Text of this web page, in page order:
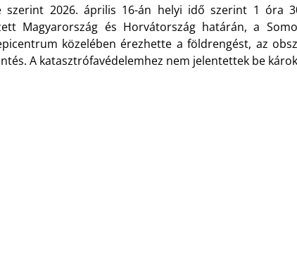
szerint 2026. április 16-án helyi idő szerint 1 óra
Magyarország és Horvátország határán, a
közelében érezhette a földrengést, az
A katasztrófavédelemhez nem jelentettek be